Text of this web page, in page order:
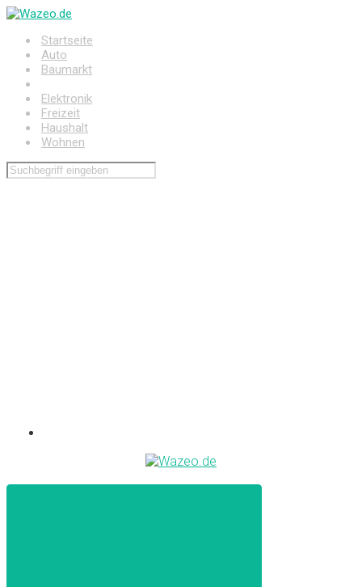
Zum
springenStartseite
Auto
Baumarkt
Elektronik
Freizeit
Haushalt
Wohnen